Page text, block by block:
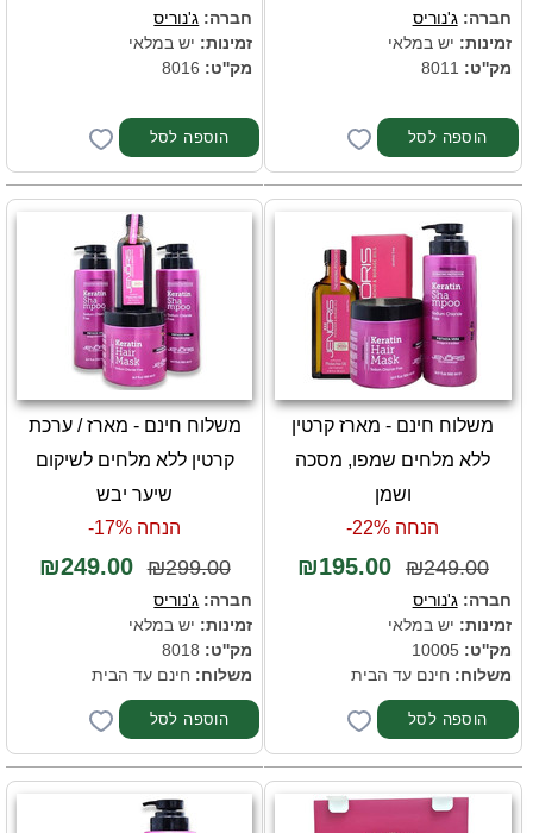
חברה:ג'נוריס
זמינות: יש במלאי
מק''ט:
חברה: ג'נוריס
זמינות: יש במלאי
מק''ט:
משלוח חינם - מארז קרטין
ללא מלחים שמפו, מסכה
ושמן
הנחה 22%-
₪249.00
₪195.00
חברה:ג'נוריס
זמינות: יש במלאי
מק''ט: 10005
משלוח: חינם עד הבית
משלוח חינם - מארז / ערכת
קרטין ללא מלחים לשיקום
שיער יבש
הנחה 17%-
₪299.00
₪249.00
חברה: ג'נוריס
זמינות: יש במלאי
מק''ט:
משלוח: חינם עד הבית